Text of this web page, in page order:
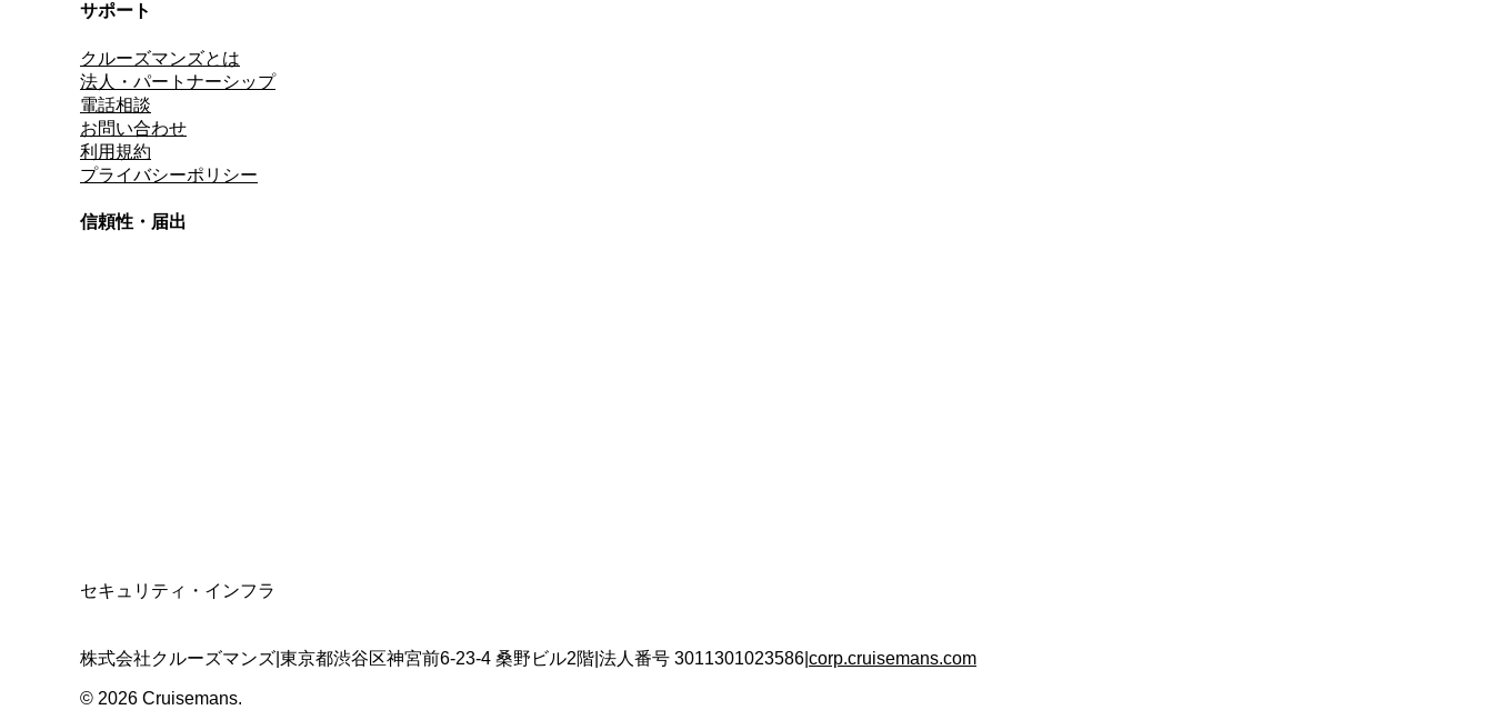
サポート
クルーズマンズとは
法人・パートナーシップ
電話相談
お問い合わせ
利用規約
プライバシーポリシー
信頼性・届出
セキュリティ・インフラ
株式会社クルーズマンズ 東京都渋谷区神宮前6-23-4 桑野ビル2階 法人番号 3011301023586 corp.cruisemans.com
© 2026 Cruisemans.